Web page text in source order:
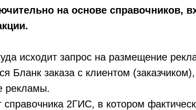
на основе справочников,
исходит запрос на размещение
Бланк заказа с клиентом
рекламы.
2ГИС, в котором